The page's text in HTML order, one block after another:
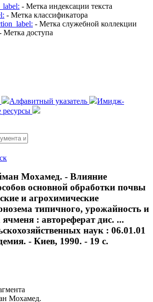
- Метка индексации текста
- Метка классификатора
- Метка служебной коллекции
Метка доступа
Алфавитный указатель
Имидж-
ресурсы
Мохамед. - Влияние
основной обработки почвы
и агрохимические
типичного, урожайность и
ячменя : автореферат дис. ...
наук : 06.01.01
- Киев, 1990. - 19 с.